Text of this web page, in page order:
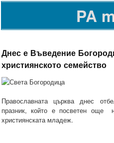
PA
Днес е Въведение
християнското семейство
Православната църква днес
празник, който е посветен още
християнската младеж.